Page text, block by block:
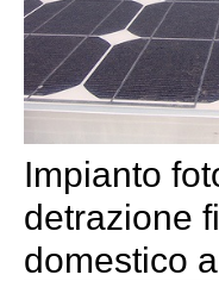
Impianto
detrazione
domestico